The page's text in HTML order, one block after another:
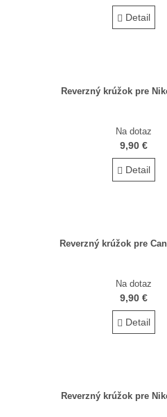
Detail
Reverzný krúžok pre
Na dotaz
9,90 €
Detail
Reverzný krúžok pre
Na dotaz
9,90 €
Detail
Reverzný krúžok pre